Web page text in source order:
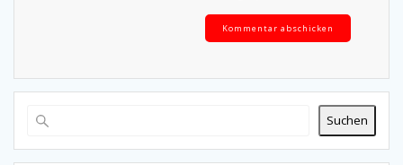
Alternative:
Suchen